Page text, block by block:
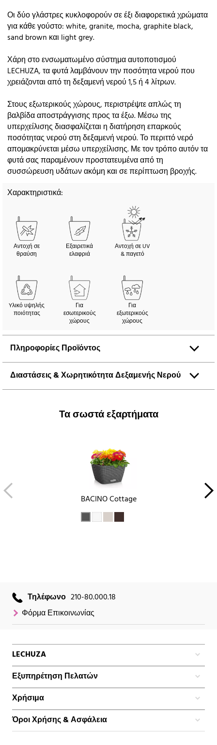
Οι δύο γλάστρες κυκλοφορούν σε έξι διαφορετικά χρώματα
για κάθε γούστο: white, granite, mocha, graphite black,
sand brown και light grey.
Χάρη στο ενσωματωμένο σύστημα αυτοποτισμού
LECHUZA, τα φυτά λαμβάνουν την ποσότητα νερού που
χρειάζονται από τη δεξαμενή νερού 1,5 ή 4 λίτρων.
Στους εξωτερικούς χώρους, περιστρέψτε απλώς τη
βαλβίδα αποστράγγισης προς τα έξω. Μέσω της
υπερχείλισης διασφαλίζεται η διατήρηση επαρκούς
ποσότητας νερού στη δεξαμενή νερού. Το περιττό νερό
απομακρύνεται μέσω υπερχείλισης. Με τον τρόπο αυτόν τα
φυτά σας παραμένουν προστατευμένα από τη
συσσώρευση υδάτων ακόμη και σε περίπτωση βροχής.
Χαρακτηριστικά:
Αντοχή σε
θραύση
Εξαιρετικά
ελαφριά
Αντοχή σε UV
& παγετό
Yλικό υψηλής
ποιότητας
Για
εσωτερικούς
χώρους
Για
εξωτερικούς
χώρους
Πληροφορίες Προϊόντος
Διαστάσεις & Χωρητικότητα Δεξαμενής Νερού
Τα σωστά εξαρτήματα
BACINO Cottage
Τηλέφωνο 210-80.000.18
Φόρμα Επικοινωνίας
LECHUZA
Εξυπηρέτηση Πελατών
Χρήσιμα
Όροι Χρήσης & Ασφάλεια